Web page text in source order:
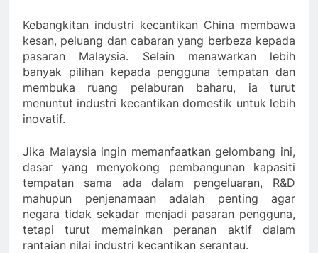
Kebangkitan industri kecantikan China membawa
kesan, peluang dan cabaran yang berbeza kepada
pasaran Malaysia. Selain menawarkan lebih
banyak pilihan kepada pengguna tempatan dan
membuka ruang pelaburan baharu, ia turut
menuntut industri kecantikan domestik untuk lebih
inovatif.
Jika Malaysia ingin memanfaatkan gelombang ini,
dasar yang menyokong pembangunan kapasiti
tempatan sama ada dalam pengeluaran, R&D
mahupun penjenamaan adalah penting agar
negara tidak sekadar menjadi pasaran pengguna,
tetapi turut memainkan peranan aktif dalam
rantaian nilai industri kecantikan serantau.